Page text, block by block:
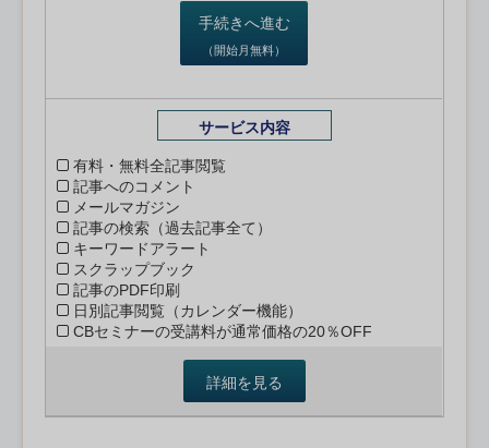
手続きへ進む
（開始月無料）
サービス内容
有料・無料全記事閲覧
記事へのコメント
メールマガジン
記事の検索（過去記事全て）
キーワードアラート
スクラップブック
記事のPDF印刷
日別記事閲覧（カレンダー機能）
CBセミナーの受講料が通常価格の20％OFF
詳細を見る